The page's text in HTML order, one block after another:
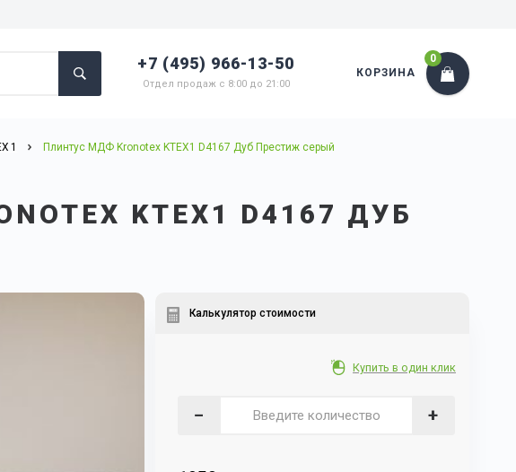
+7 (495) 966-13-50
Отдел продаж с 8:00 до 21:00
КОРЗИНА
0
1 Плинтус МДФ Kronotex KTEX1 D4167 Дуб Престиж серый
KTEX1 D4167 ДУБ
Калькулятор стоимости
Купить в один клик
− +